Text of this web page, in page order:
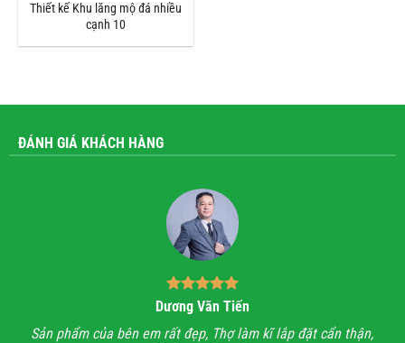
Thiết kế Khu lăng mộ đá nhiều
cạnh 10
ĐÁNH GIÁ KHÁCH HÀNG
Dương Văn Tiến
Sản phẩm của bên em rất đẹp, Thợ làm kĩ lắp đặt cẩn thận,